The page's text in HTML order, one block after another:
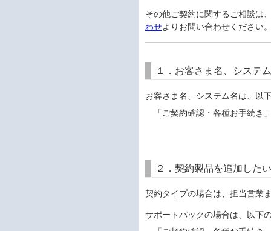
その他ご契約に関するご相談は
わせよりお問い合わせください
１．お客さま名、システ
お客さま名、システム名は、以
「ご契約確認・各種お手続
２．契約製品を追加した
契約タイプの場合は、担当営業
サポートパックの場合は、以下